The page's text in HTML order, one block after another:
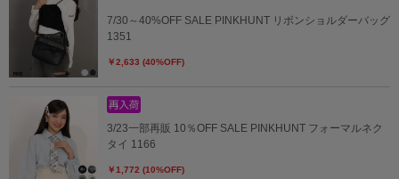
7/30～40%OFF SALE PINKHUNT リボンショルダーバッグ
1351
￥2,633 (40%OFF)
3/23一部再販 10％OFF SALE PINKHUNT フォーマルネク
タイ 1166
￥1,772 (10%OFF)